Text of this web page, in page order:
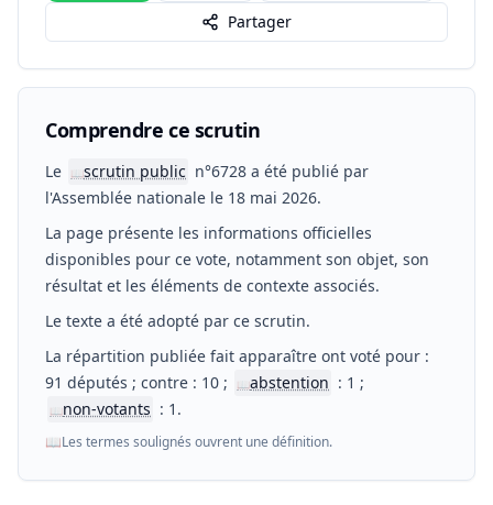
Partager
Comprendre ce scrutin
Le 📖scrutin public n°6728 a été publié par
l'Assemblée nationale le 18 mai 2026.
La page présente les informations officielles
disponibles pour ce vote, notamment son objet, son
résultat et les éléments de contexte associés.
Le texte a été adopté par ce scrutin.
La répartition publiée fait apparaître ont voté pour :
91 députés ; contre : 10 ;
📖abstention : 1 ;
📖non-votants : 1.
📖Les termes soulignés ouvrent une définition.